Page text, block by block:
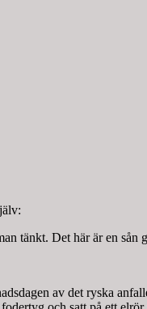
tänkt. Det här är en sån
av det ryska